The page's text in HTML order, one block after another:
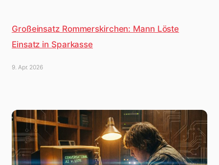
Großeinsatz Rommerskirchen: Mann Löste
Einsatz in Sparkasse
9. Apr. 2026